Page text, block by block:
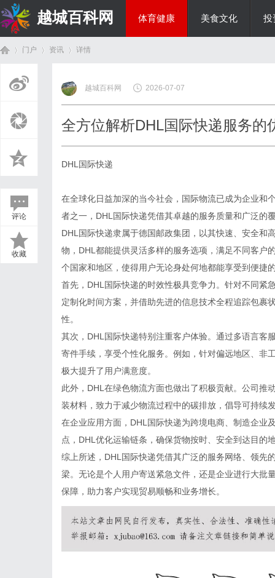
越城百科网 体育健康 美食文化 投
门户 资讯
›
详情
评论
收藏
越城百科网 2026-07-07
全方位解析DHL国际快递服务的
DHL国际快递
在全球化日益加深的当今社会，国际物流已成为企业和
者之一，DHL国际快递凭借其卓越的服务质量和广泛的
DHL国际快递隶属于德国邮政集团，以其快速、安全和
物，DHL都能提供灵活多样的服务选项，满足不同客户
个国家和地区，使得用户无论身处何地都能享受到便捷
首先，DHL国际快递的时效性极具竞争力。针对不同紧
定制化时间方案，并借助先进的信息技术全程追踪包裹
性。
其次，DHL国际快递特别注重客户体验。通过多语言客
寄件手续，享受个性化服务。例如，针对偏远地区、非
极大提升了用户满意度。
此外，DHL在绿色物流方面也做出了积极贡献。公司推
装材料，致力于减少物流过程中的碳排放，倡导可持续
在企业应用方面，DHL国际快递为跨境电商、制造企业
点，DHL优化运输链条，确保货物按时、安全到达目的
综上所述，DHL国际快递凭借其广泛的服务网络、领先
梁。无论是个人用户寄送紧急文件，还是企业进行大批
保障，助力客户实现贸易顺畅和业务增长。